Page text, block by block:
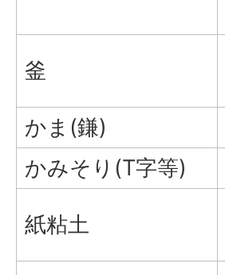
釜
かま(鎌)
かみそり(T字等)
紙粘土